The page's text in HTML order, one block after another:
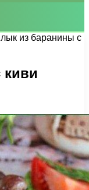
из баранины с